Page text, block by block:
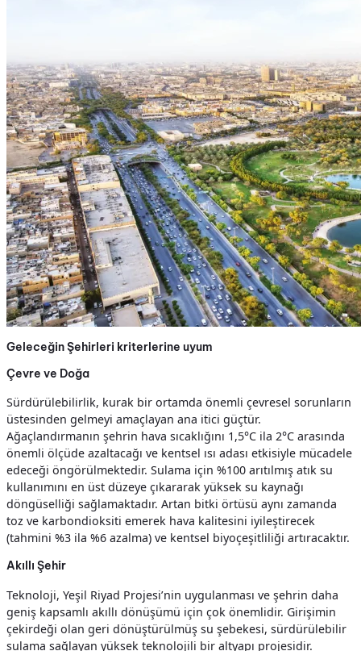
Geleceğin Şehirleri kriterlerine uyum
Çevre ve Doğa
Sürdürülebilirlik, kurak bir ortamda önemli çevresel sorunların
üstesinden gelmeyi amaçlayan ana itici güçtür.
Ağaçlandırmanın şehrin hava sıcaklığını 1,5°C ila 2°C arasında
önemli ölçüde azaltacağı ve kentsel ısı adası etkisiyle mücadele
edeceği öngörülmektedir. Sulama için %100 arıtılmış atık su
kullanımını en üst düzeye çıkararak yüksek su kaynağı
döngüselliği sağlamaktadır. Artan bitki örtüsü aynı zamanda
toz ve karbondioksiti emerek hava kalitesini iyileştirecek
(tahmini %3 ila %6 azalma) ve kentsel biyoçeşitliliği artıracaktır.
Akıllı Şehir
Teknoloji, Yeşil Riyad Projesi’nin uygulanması ve şehrin daha
geniş kapsamlı akıllı dönüşümü için çok önemlidir. Girişimin
çekirdeği olan geri dönüştürülmüş su şebekesi, sürdürülebilir
sulama sağlayan yüksek teknolojili bir altyapı projesidir.